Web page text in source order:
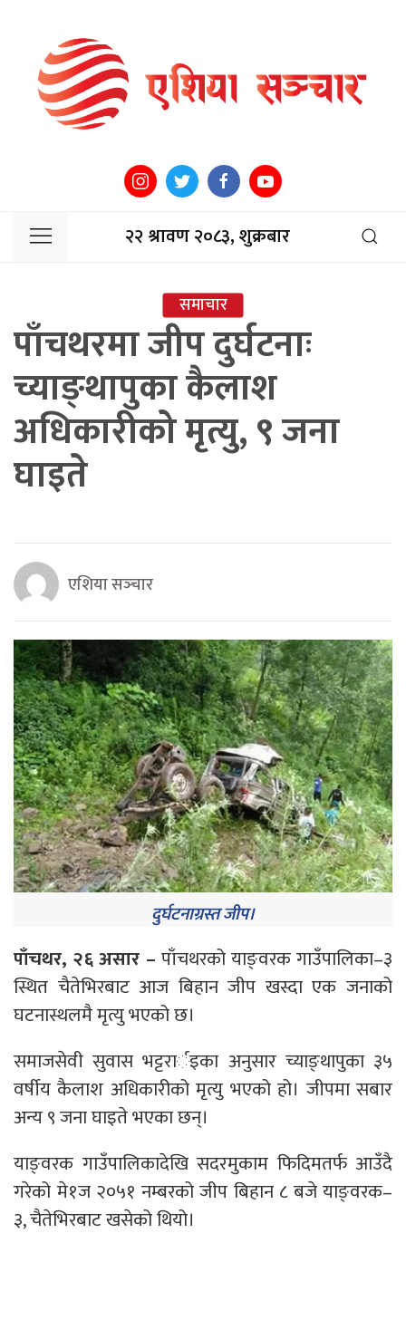
२२ श्रावण २०८३, शुक्रबार
समाचार
पाँचथरमा जीप दुर्घटनाः
च्याङ्थापुका कैलाश
अधिकारीको मृत्यु, ९ जना
घाइते
एशिया सञ्‍चार
दुर्घटनाग्रस्त जीप।
पाँचथर, २६ असार – पाँचथरको याङ्वरक गाउँपालिका–३
स्थित चैतेभिरबाट आज बिहान जीप खस्दा एक जनाको
घटनास्थलमै मृत्यु भएको छ।
समाजसेवी सुवास भट्टरार्इका अनुसार च्याङ्थापुका ३५
वर्षीय कैलाश अधिकारीको मृत्यु भएको हो। जीपमा सबार
अन्य ९ जना घाइते भएका छन्।
याङ्वरक गाउँपालिकादेखि सदरमुकाम फिदिमतर्फ आउँदै
गरेको मे१ज २०५१ नम्बरको जीप बिहान ८ बजे याङ्वरक–
३, चैतेभिरबाट खसेको थियो।